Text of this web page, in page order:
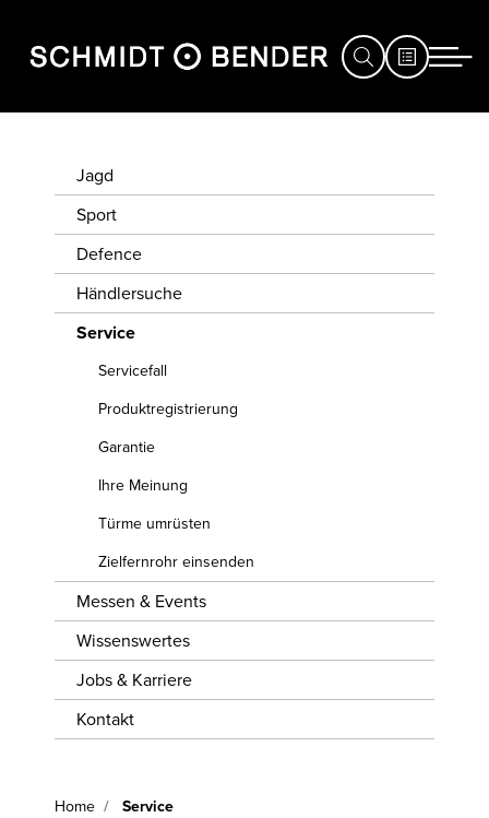
JAGD
SPORT
DEFENCE
HÄNDLERSUCHE
SERVICE
MESSEN
EVENTS
WISSENSWERTES
JOBS &
KARRIERE
KONTAKT
Jagd
Sport
Defence
Händlersuche
Service
Servicefall
Produktregistrierung
Garantie
Ihre Meinung
Türme umrüsten
Zielfernrohr einsenden
Messen & Events
Wissenswertes
Jobs & Karriere
Kontakt
Home Service